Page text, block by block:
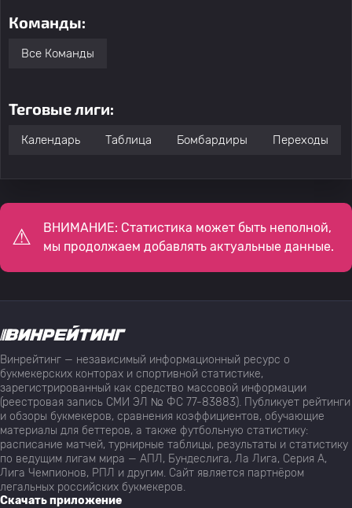
Команды:
Все Команды
Теговые лиги:
Календарь Таблица Бомбардиры Переходы
ВНИМАНИЕ: Статистика может быть неполной,
мы продолжаем добавлять актуальные данные.
Винрейтинг — независимый информационный ресурс о
букмекерских конторах и спортивной статистике,
зарегистрированный как средство массовой информации
(реестровая запись СМИ ЭЛ № ФС 77-83883). Публикует рейтинги
и обзоры букмекеров, сравнения коэффициентов, обучающие
материалы для беттеров, а также футбольную статистику:
расписание матчей, турнирные таблицы, результаты и статистику
по ведущим лигам мира — АПЛ, Бундеслига, Ла Лига, Серия А,
Лига Чемпионов, РПЛ и другим. Сайт является партнёром
легальных российских букмекеров.
Скачать приложение